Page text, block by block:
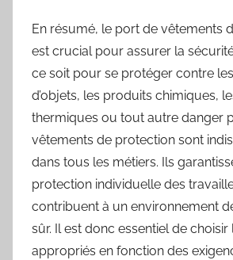
En résumé, le port de vêtements
est crucial pour assurer la
ce soit pour se protéger contre
d’objets, les produits chimiques,
thermiques ou tout autre danger
vêtements de protection sont
dans tous les métiers. Ils
protection individuelle des
contribuent à un environnement
sûr. Il est donc essentiel de
appropriés en fonction des